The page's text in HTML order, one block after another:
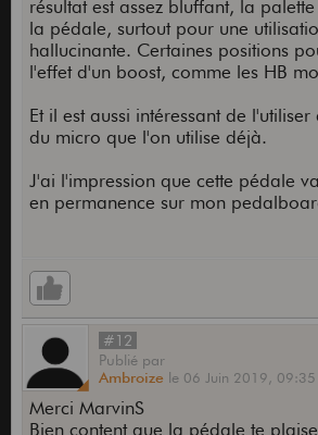
résultat est assez bluffant, la
la pédale, surtout pour une
hallucinante. Certaines positions
l'effet d'un boost, comme les HB
Et il est aussi intéressant de
du micro que l'on utilise déjà.
J'ai l'impression que cette pédale
en permanence sur mon
#12
Publié par
Ambroize le 06 Juin 2019, 09:35
Merci MarvinS
Bien content que la pédale te